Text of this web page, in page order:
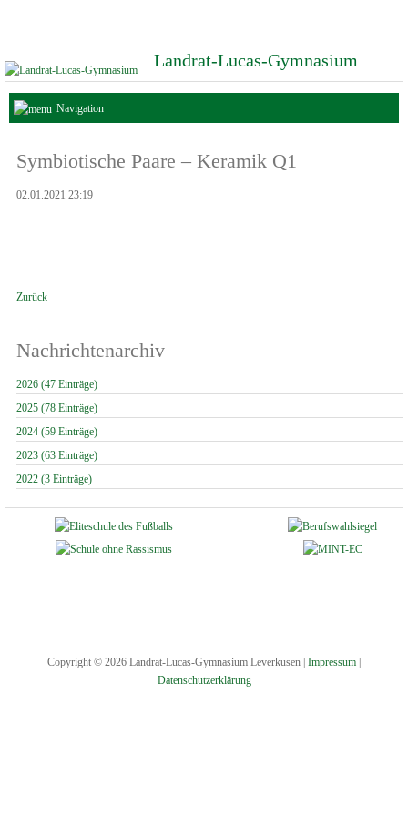
Landrat-Lucas-Gymnasium
Navigation
Symbiotische Paare – Keramik Q1
02.01.2021 23:19
Zurück
Nachrichtenarchiv
2026 (47 Einträge)
2025 (78 Einträge)
2024 (59 Einträge)
2023 (63 Einträge)
2022 (3 Einträge)
Copyright © 2026 Landrat-Lucas-Gymnasium Leverkusen | Impressum
Datenschutzerklärung